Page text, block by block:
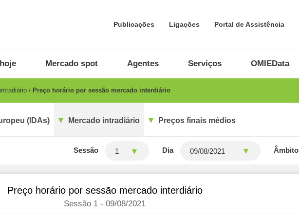
Publicações Ligações Portal de Assistência
Mercado spot Agentes Serviços OMIEData
Preço horário por sessão mercado interdiário
(IDAs) Mercado intradiário Preços finais médios
Sessão 1 Dia Âmbito
Preço horário por sessão mercado interdiário
Sessão 1 - 09/08/2021